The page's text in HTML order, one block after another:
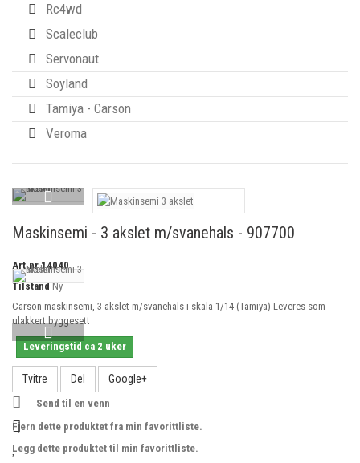
Rc4wd
Scaleclub
Servonaut
Soyland
Tamiya - Carson
Veroma
Maskinsemi - 3 akslet m/svanehals - 907700
Art.nr 14040
Tilstand Ny
Carson maskinsemi, 3 akslet m/svanehals i skala 1/14 (Tamiya) Leveres som
ulakkert byggesett
Leveringstid ca 2 uker
Tvitre Del Google+
Send til en venn
Fjern dette produktet fra min favorittliste.
Legg dette produktet til min favorittliste.